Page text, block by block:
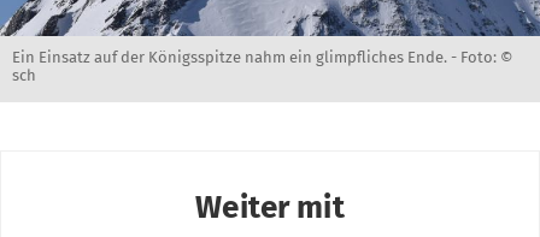
Ein Einsatz auf der Königsspitze nahm ein glimpfliches Ende. - Foto: ©
sch